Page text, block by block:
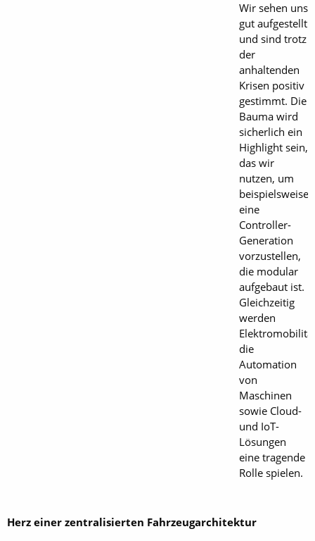
Wir sehen uns
gut aufgestellt
und sind trotz
der
anhaltenden
Krisen positiv
gestimmt. Die
Bauma wird
sicherlich ein
Highlight sein,
das wir
nutzen, um
beispielsweise
eine
Controller-
Generation
vorzustellen,
die modular
aufgebaut ist.
Gleichzeitig
werden
die
Automation
von
Maschinen
sowie Cloud-
und IoT-
Lösungen
eine tragende
Rolle spielen.
Herz einer zentralisierten Fahrzeugarchitektur